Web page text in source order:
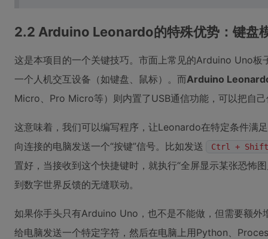
2.2 Arduino Leonardo的特殊优势：键盘
这是本项目的一个关键技巧。市面上常见的Arduino Uno板
一个人机交互设备（如键盘、鼠标）。而Arduino
Micro、Pro Micro等）则内置了USB通信功能，可以把自
这意味着，我们可以编写程序，让Leonardo在特定条件满
向连接的电脑发送一个“按键”信号。比如发送
Ctrl +
置好，当接收到这个快捷键时，就执行“全屏显示某张恐怖
到数字世界反馈的无缝联动。
如果你手头只有Arduino Uno，也不是不能做，但需要额外
给电脑发送一个特定字符，然后在电脑上用Python、